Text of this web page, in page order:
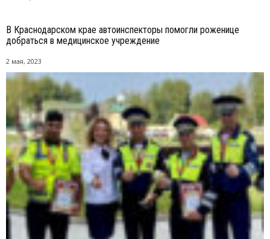
В Краснодарском крае автоинспекторы помогли роженице
добраться в медицинское учреждение
2 мая, 2023